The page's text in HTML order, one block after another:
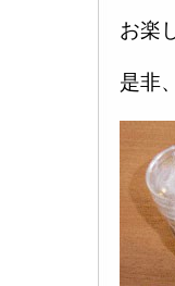
お楽
是非